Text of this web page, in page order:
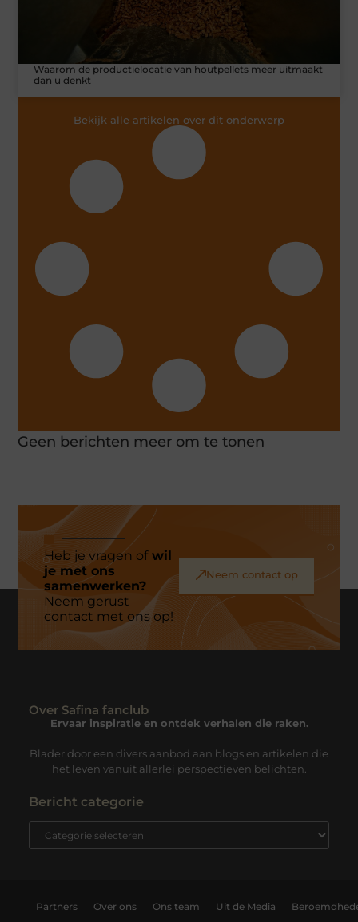
Waarom de productielocatie van houtpellets meer uitmaakt
dan u denkt
Bekijk alle artikelen over dit onderwerp
Geen berichten meer om te tonen
Heb je vragen ofwil
je met ons
samenwerken?
Neem gerust
contact met ons op!
Neem contact op
Over Safina fanclub
Ervaar inspiratie en ontdek verhalen die raken.
Blader door een divers aanbod aan blogs en artikelen die
het leven vanuit allerlei perspectieven belichten.
Bericht categorie
Partners Over ons Ons team Uit de Media